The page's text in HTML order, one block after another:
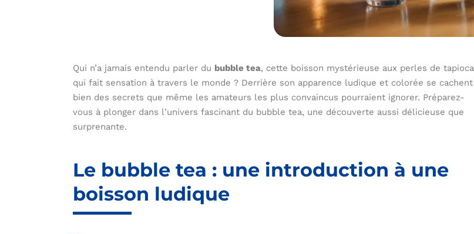
Qui n’a jamais entendu parler du bubble tea, cette boisson mystérieuse aux perles de tapioca
qui fait sensation à travers le monde ? Derrière son apparence ludique et colorée se cachent
bien des secrets que même les amateurs les plus convaincus pourraient ignorer. Préparez-
vous à plonger dans l’univers fascinant du bubble tea, une découverte aussi délicieuse que
surprenante.
Le bubble tea : une introduction à une
boisson ludique